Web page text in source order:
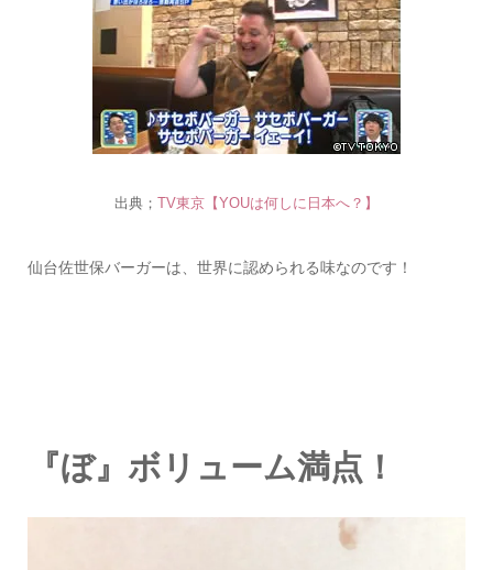
出典； TV東京【YOUは何しに日本へ？】
仙台佐世保バーガーは、世界に認められる味なのです！
『ぼ』ボリューム満点！